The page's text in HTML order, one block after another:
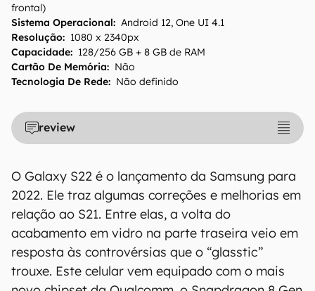
frontal)
Sistema Operacional: Android 12, One UI 4.1
Resolução: 1080 x 2340px
Capacidade: 128/256 GB + 8 GB de RAM
Cartão De Memória: Não
Tecnologia De Rede: Não definido
review
O Galaxy S22 é o lançamento da Samsung para
2022. Ele traz algumas correções e melhorias em
relação ao S21. Entre elas, a volta do
acabamento em vidro na parte traseira veio em
resposta às controvérsias que o “glasstic”
trouxe. Este celular vem equipado com o mais